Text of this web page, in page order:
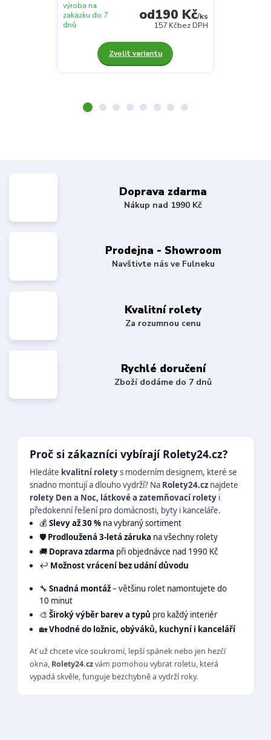
190 Kč/ks
157 Kčbez DPH
výroba na
zakázku do 7
dnů
Zvolit variantu
Doprava zdarma
Nákup nad 1990 Kč
Prodejna - Showroom
Navštivte nás ve Fulneku
Kvalitní rolety
Za rozumnou cenu
Rychlé doručení
Zboží dodáme do 7 dnů
Proč si zákazníci vybírají Rolety24.cz?
Hledáte kvalitní roletys moderním designem, které se
snadno montují a dlouho vydrží? Na Rolety24.cz najdete
rolety Den a Noc, látkové a zatemňovací rolety i
předokenní řešení pro domácnosti, byty i kanceláře.
💰 Slevy až 30 %na vybraný sortiment
🛡️ Prodloužená 3-letá záruka na všechny rolety
🚚 Doprava zdarma při objednávce nad 1990 Kč
↩️ Možnost vrácení bez udání důvodu
🔧 Snadná montáž– většinu rolet namontujete do
10 minut
🎨 Široký výběr barev a typů pro každý interiér
🏡Vhodné do ložnic, obýváků, kuchyní i kanceláří
Ať už chcete více soukromí, lepší spánek nebo jen hezčí
okna, Rolety24.czvám pomohou vybrat roletu, která
vypadá skvěle, funguje bezchybně a vydrží roky.